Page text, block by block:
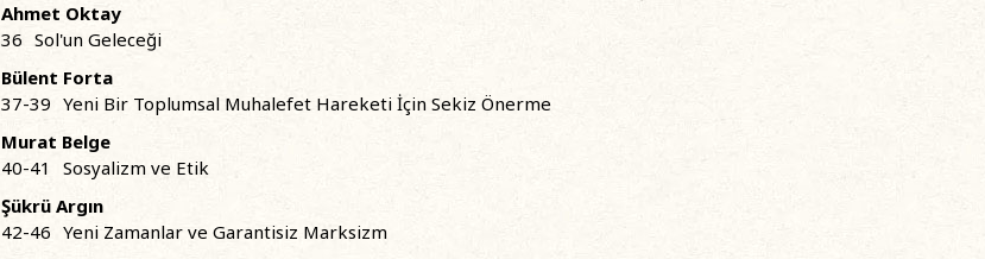
Ahmet Oktay
36 Sol'un Geleceği
Bülent Forta
37-39 Yeni Bir Toplumsal Muhalefet Hareketi İçin Sekiz Önerme
Murat Belge
40-41
Sosyalizm ve Etik
Şükrü Argın
42-46 Yeni Zamanlar ve Garantisiz Marksizm